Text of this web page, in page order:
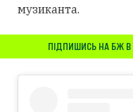
музиканта.
ПІДПИШИСЬ НА БЖ В